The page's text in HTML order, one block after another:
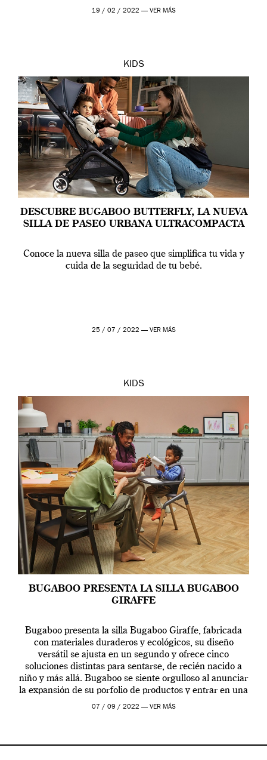
ambiente, el crecimiento y los ciudadanos? La Unión
19 / 02 / 2022 — VER MÁS
KIDS
DESCUBRE BUGABOO BUTTERFLY, LA NUEVA
SILLA DE PASEO URBANA ULTRACOMPACTA
Conoce la nueva silla de paseo que simplifica tu vida y
cuida de la seguridad de tu bebé.
25 / 07 / 2022 — VER MÁS
KIDS
BUGABOO PRESENTA LA SILLA BUGABOO
GIRAFFE
Bugaboo presenta la silla Bugaboo Giraffe, fabricada
con materiales duraderos y ecológicos, su diseño
versátil se ajusta en un segundo y ofrece cinco
soluciones distintas para sentarse, de recién nacido a
niño y más allá. Bugaboo se siente orgulloso al anunciar
la expansión de su porfolio de productos y entrar en una
nueva categoría, con […]
07 / 09 / 2022 — VER MÁS